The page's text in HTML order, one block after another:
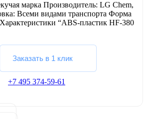
марка Производитель: LG Chem,
Всеми видами транспорта Форма
“ABS-пластик HF-380
Заказать в 1 клик
+7 495 374-59-61